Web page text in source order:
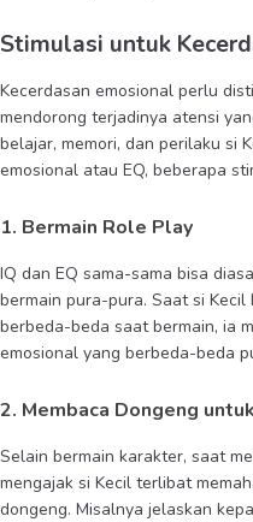
Stimulasi untuk
Kecerdasan emosional perlu
mendorong terjadinya atensi
belajar, memori, dan perilaku si
emosional atau EQ, beberapa
1. Bermain Role Play
IQ dan EQ sama-sama bisa
bermain pura-pura. Saat si
berbeda-beda saat bermain, ia
emosional yang berbeda-beda
2. Membaca Dongeng
Selain bermain karakter, saat
mengajak si Kecil terlibat
dongeng. Misalnya jelaskan